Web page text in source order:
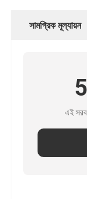
সামগ্রিক মূল্যায়ন
এই